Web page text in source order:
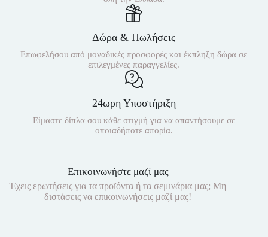
Δώρα & Πωλήσεις
Επωφελήσου από μοναδικές προσφορές και έκπληξη δώρα σε
επιλεγμένες παραγγελίες.
24ωρη Υποστήριξη
Είμαστε δίπλα σου κάθε στιγμή για να απαντήσουμε σε
οποιαδήποτε απορία.
Επικοινωνήστε μαζί μας
Έχεις ερωτήσεις για τα προϊόντα ή τα σεμινάρια μας; Μη
διστάσεις να επικοινωνήσεις μαζί μας!